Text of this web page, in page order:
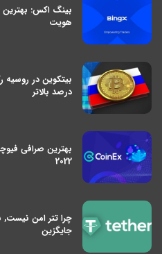
بینگ اکس: بهترین
هویت
درصد بالاتر
بهترین صرافی
2022
چرا تتر امن نیست,
جایگزین